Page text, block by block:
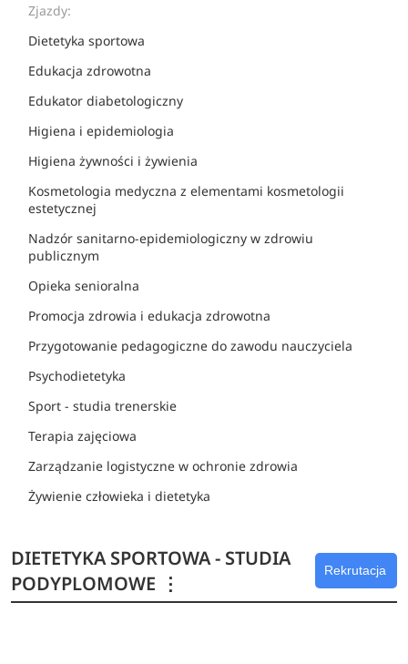
DIETETYKA SPORTOWA - STUDIA
PODYPLOMOWE ⋮
Rekrutacja
Zjazdy:
Dietetyka sportowa
Edukacja zdrowotna
Edukator diabetologiczny
Higiena i epidemiologia
Higiena żywności i żywienia
Kosmetologia medyczna z elementami kosmetologii
estetycznej
Nadzór sanitarno-epidemiologiczny w zdrowiu
publicznym
Opieka senioralna
Promocja zdrowia i edukacja zdrowotna
Przygotowanie pedagogiczne do zawodu nauczyciela
Psychodietetyka
Sport - studia trenerskie
Terapia zajęciowa
Zarządzanie logistyczne w ochronie zdrowia
Żywienie człowieka i dietetyka